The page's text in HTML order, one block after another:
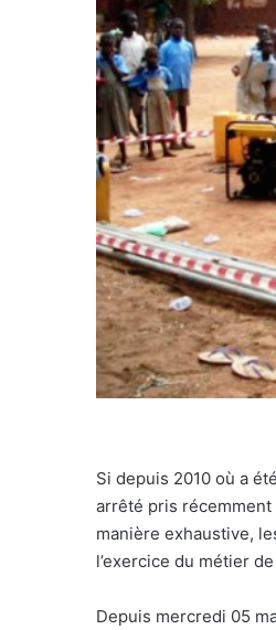
Si depuis 2010 où a
arrêté pris récemment
manière exhaustive,
l’exercice du métier
Depuis mercredi 05